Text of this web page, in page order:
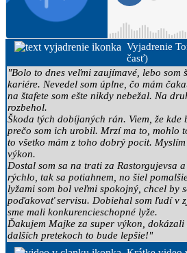
Vyjadrenie
časť)
"Bolo to dnes veľmi zaujímavé, lebo som
kariére. Nevedel som úplne, čo mám
na štafete som ešte nikdy nebežal. Na
rozbehol.
Škoda tých dobíjaných rán. Viem, že kde
prečo som ich urobil. Mrzí ma to, mohlo
to všetko mám z toho dobrý pocit.
výkon.
Dostal som sa na trati za Rastorgujevsa
rýchlo, tak sa potiahnem, no šiel
lyžami som bol veľmi spokojný, chcel by
poďakovať servisu. Dobiehal som ľudí v
sme mali konkurencieschopné lyže.
Ďakujem Majke za super výkon, dokázali
dalších pretekoch to bude lepšie!"